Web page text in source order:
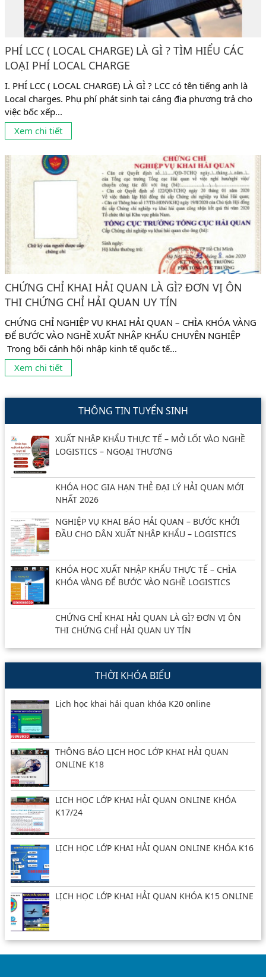
PHÍ LCC ( LOCAL CHARGE) LÀ GÌ ? TÌM HIỂU CÁC
LOẠI PHÍ LOCAL CHARGE
I. PHÍ LCC ( LOCAL CHARGE) LÀ GÌ ? LCC có tên tiếng anh là
Local charges. Phụ phí phát sinh tại cảng địa phương trả cho
việc bốc xếp...
Xem chi tiết
CHỨNG CHỈ KHAI HẢI QUAN LÀ GÌ? ĐƠN VỊ ÔN
THI CHỨNG CHỈ HẢI QUAN UY TÍN
CHỨNG CHỈ NGHIỆP VỤ KHAI HẢI QUAN – CHÌA KHÓA VÀNG
ĐỂ BƯỚC VÀO NGHỀ XUẤT NHẬP KHẨU CHUYÊN NGHIỆP
Trong bối cảnh hội nhập kinh tế quốc tế...
Xem chi tiết
THÔNG TIN TUYỂN SINH
XUẤT NHẬP KHẨU THỰC TẾ – MỞ LỐI VÀO NGHỀ
LOGISTICS – NGOẠI THƯƠNG
KHÓA HỌC GIA HẠN THẺ ĐẠI LÝ HẢI QUAN MỚI
NHẤT 2026
NGHIỆP VỤ KHAI BÁO HẢI QUAN – BƯỚC KHỞI
ĐẦU CHO DÂN XUẤT NHẬP KHẨU – LOGISTICS
KHÓA HỌC XUẤT NHẬP KHẨU THỰC TẾ – CHÌA
KHÓA VÀNG ĐỂ BƯỚC VÀO NGHỀ LOGISTICS
CHỨNG CHỈ KHAI HẢI QUAN LÀ GÌ? ĐƠN VỊ ÔN
THI CHỨNG CHỈ HẢI QUAN UY TÍN
THỜI KHÓA BIỂU
Lịch học khai hải quan khóa K20 online
THÔNG BÁO LỊCH HỌC LỚP KHAI HẢI QUAN
ONLINE K18
LỊCH HỌC LỚP KHAI HẢI QUAN ONLINE KHÓA
K17/24
LỊCH HỌC LỚP KHAI HẢI QUAN ONLINE KHÓA K16
LỊCH HỌC LỚP KHAI HẢI QUAN KHÓA K15 ONLINE